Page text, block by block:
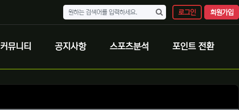
로그인 회원가입
커뮤니티 공지사항 스포츠분석 포인트 전환